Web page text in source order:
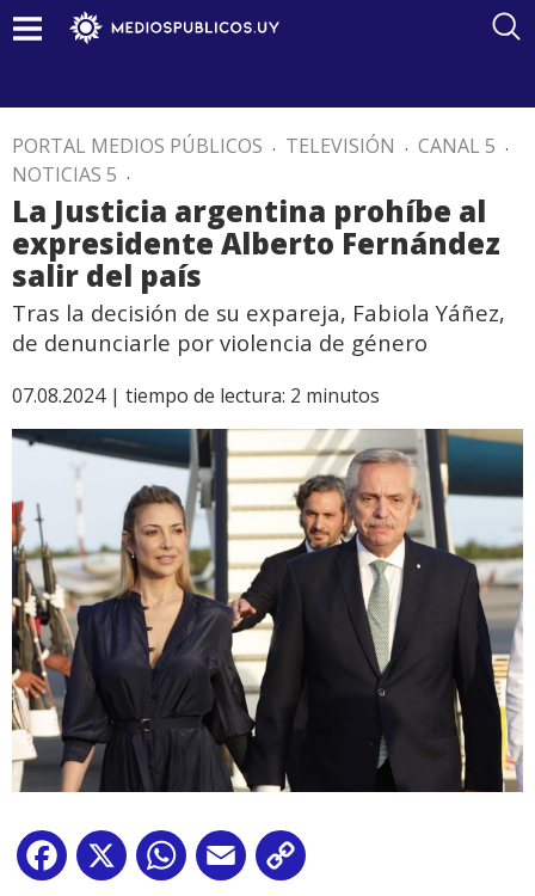
PORTAL MEDIOS PÚBLICOS . TELEVISIÓN . CANAL 5 .
NOTICIAS 5 .
La Justicia argentina prohíbe al
expresidente Alberto Fernández
salir del país
Tras la decisión de su expareja, Fabiola Yáñez,
de denunciarle por violencia de género
07.08.2024 | tiempo de lectura: 2 minutos
Facebook
X WhatsApp
Email